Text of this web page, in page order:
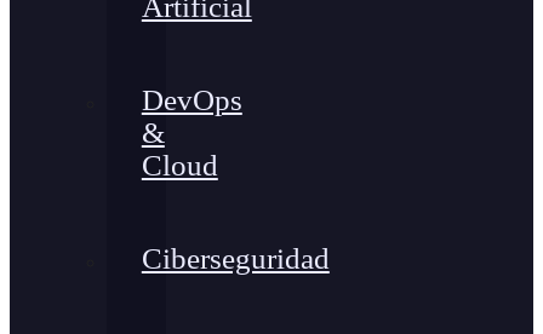
Artificial
DevOps
&
Cloud
Ciberseguridad